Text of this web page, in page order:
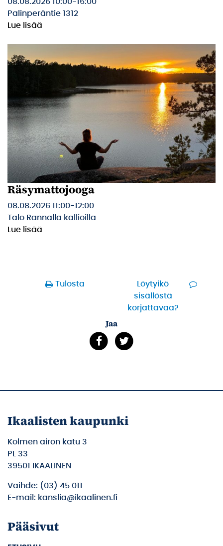
08.08.2026 10:00-16:00
Palinperäntie 1312
Lue lisää
Räsymattojooga
08.08.2026 11:00-12:00
Talo Rannalla kallioilla
Lue lisää
Tulosta
Löytyikö
sisällöstä
korjattavaa?
Jaa
Ikaalisten kaupunki
Kolmen airon katu 3
PL 33
39501 IKAALINEN
Vaihde: (03) 45 011
E-mail: kanslia@ikaalinen.fi
Pääsivut